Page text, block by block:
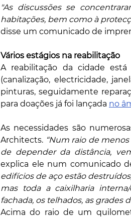
"As discussões se
habitações, bem como à
disse um comunicado de
Vários estágios na reabilitação
A reabilitação da cidade está
(canalização, electricidade,
pinturas, seguidamente
para doações já foi lançada no
As necessidades são
Architects. “Num raio de
de depender da distância,
explica ele num comunicado
edifícios de aço estão
mas toda a caixilharia
fachada, os telhados, as grades
Acima do raio de um